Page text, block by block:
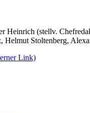
Heinrich (stellv.
Helmut Stoltenberg,
Link)